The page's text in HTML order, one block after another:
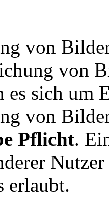
von
von
es sich um
von
Pflicht.
erlaubt.